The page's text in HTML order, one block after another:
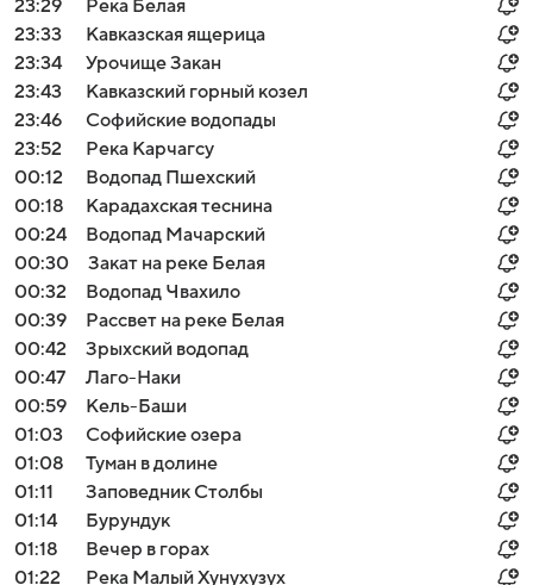
23:29
Река Белая
23:33
Кавказская ящерица
23:34
Урочище Закан
23:43
Кавказский горный козел
23:46
Софийские водопады
23:52
Река Карчагсу
00:12
Водопад Пшехский
00:18
Карадахская теснина
00:24
Водопад Мачарский
00:30
Закат на реке Белая
00:32
Водопад Чвахило
00:39
Рассвет на реке Белая
00:42
Зрыхский водопад
00:47
Лаго-Наки
00:59
Кель-Баши
01:03
Софийские озера
01:08
Туман в долине
01:11
Заповедник Столбы
01:14
Бурундук
01:18
Вечер в горах
01:22
Река Малый Хунухузух